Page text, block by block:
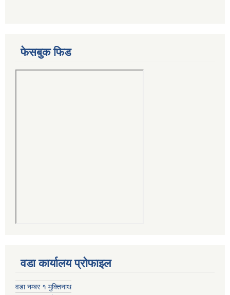
फेसबुक फिड
वडा कार्यालय प्रोफाइल
वडा नम्बर १ मुक्तिनाथ